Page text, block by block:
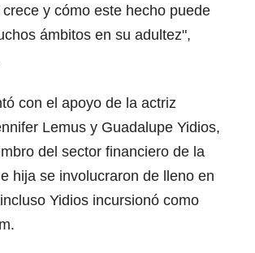
y cómo este hecho puede
ámbitos en su adultez",
con el apoyo de la actriz
Lemus y Guadalupe Yidios,
del sector financiero de la
hija se involucraron de lleno en
Yidios incursionó como